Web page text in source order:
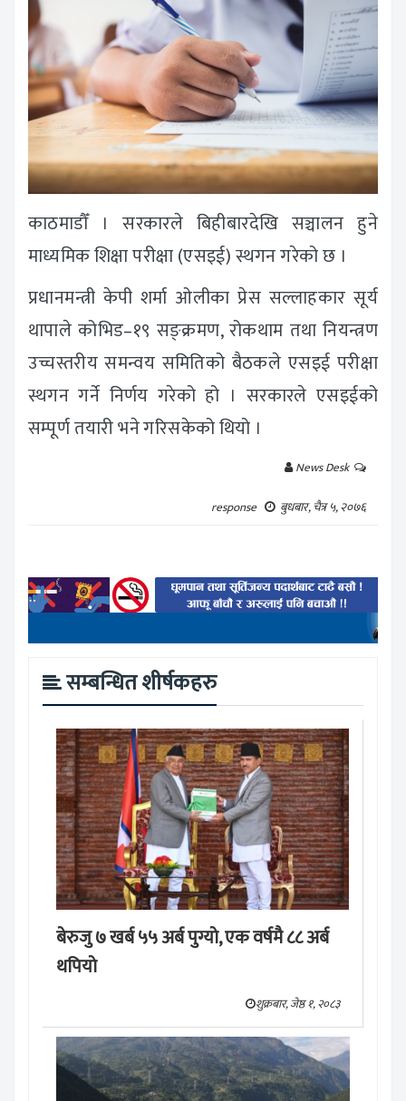
काठमाडौँ । सरकारले बिहीबारदेखि सञ्चालन हुने
माध्यमिक शिक्षा परीक्षा (एसइई) स्थगन गरेको छ ।
प्रधानमन्त्री केपी शर्मा ओलीका प्रेस सल्लाहकार सूर्य
थापाले कोभिड–१९ सङ्क्रमण, रोकथाम तथा नियन्त्रण
उच्चस्तरीय समन्वय समितिको बैठकले एसइई परीक्षा
स्थगन गर्ने निर्णय गरेको हो । सरकारले एसइईको
सम्पूर्ण तयारी भने गरिसकेको थियो ।
News Desk
response
बुधबार, चैत्र ५, २०७६
सम्बन्धित शीर्षकहरु
बेरुजु ७ खर्ब ५५ अर्ब पुग्याे, एक वर्षमै ८८ अर्ब
थपियाे
शुक्रबार, जेष्ठ १, २०८३